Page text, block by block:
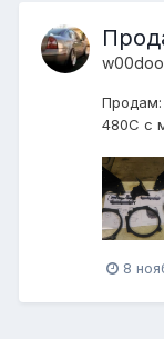
w00doo
Продам:
480С с
8